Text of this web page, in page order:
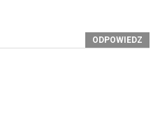
ODPOWIEDZ